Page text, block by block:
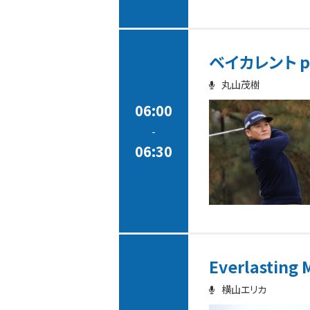
06:00
-
06:30
ベイカレン
丸山茂樹
Everlasting
横山エリカ